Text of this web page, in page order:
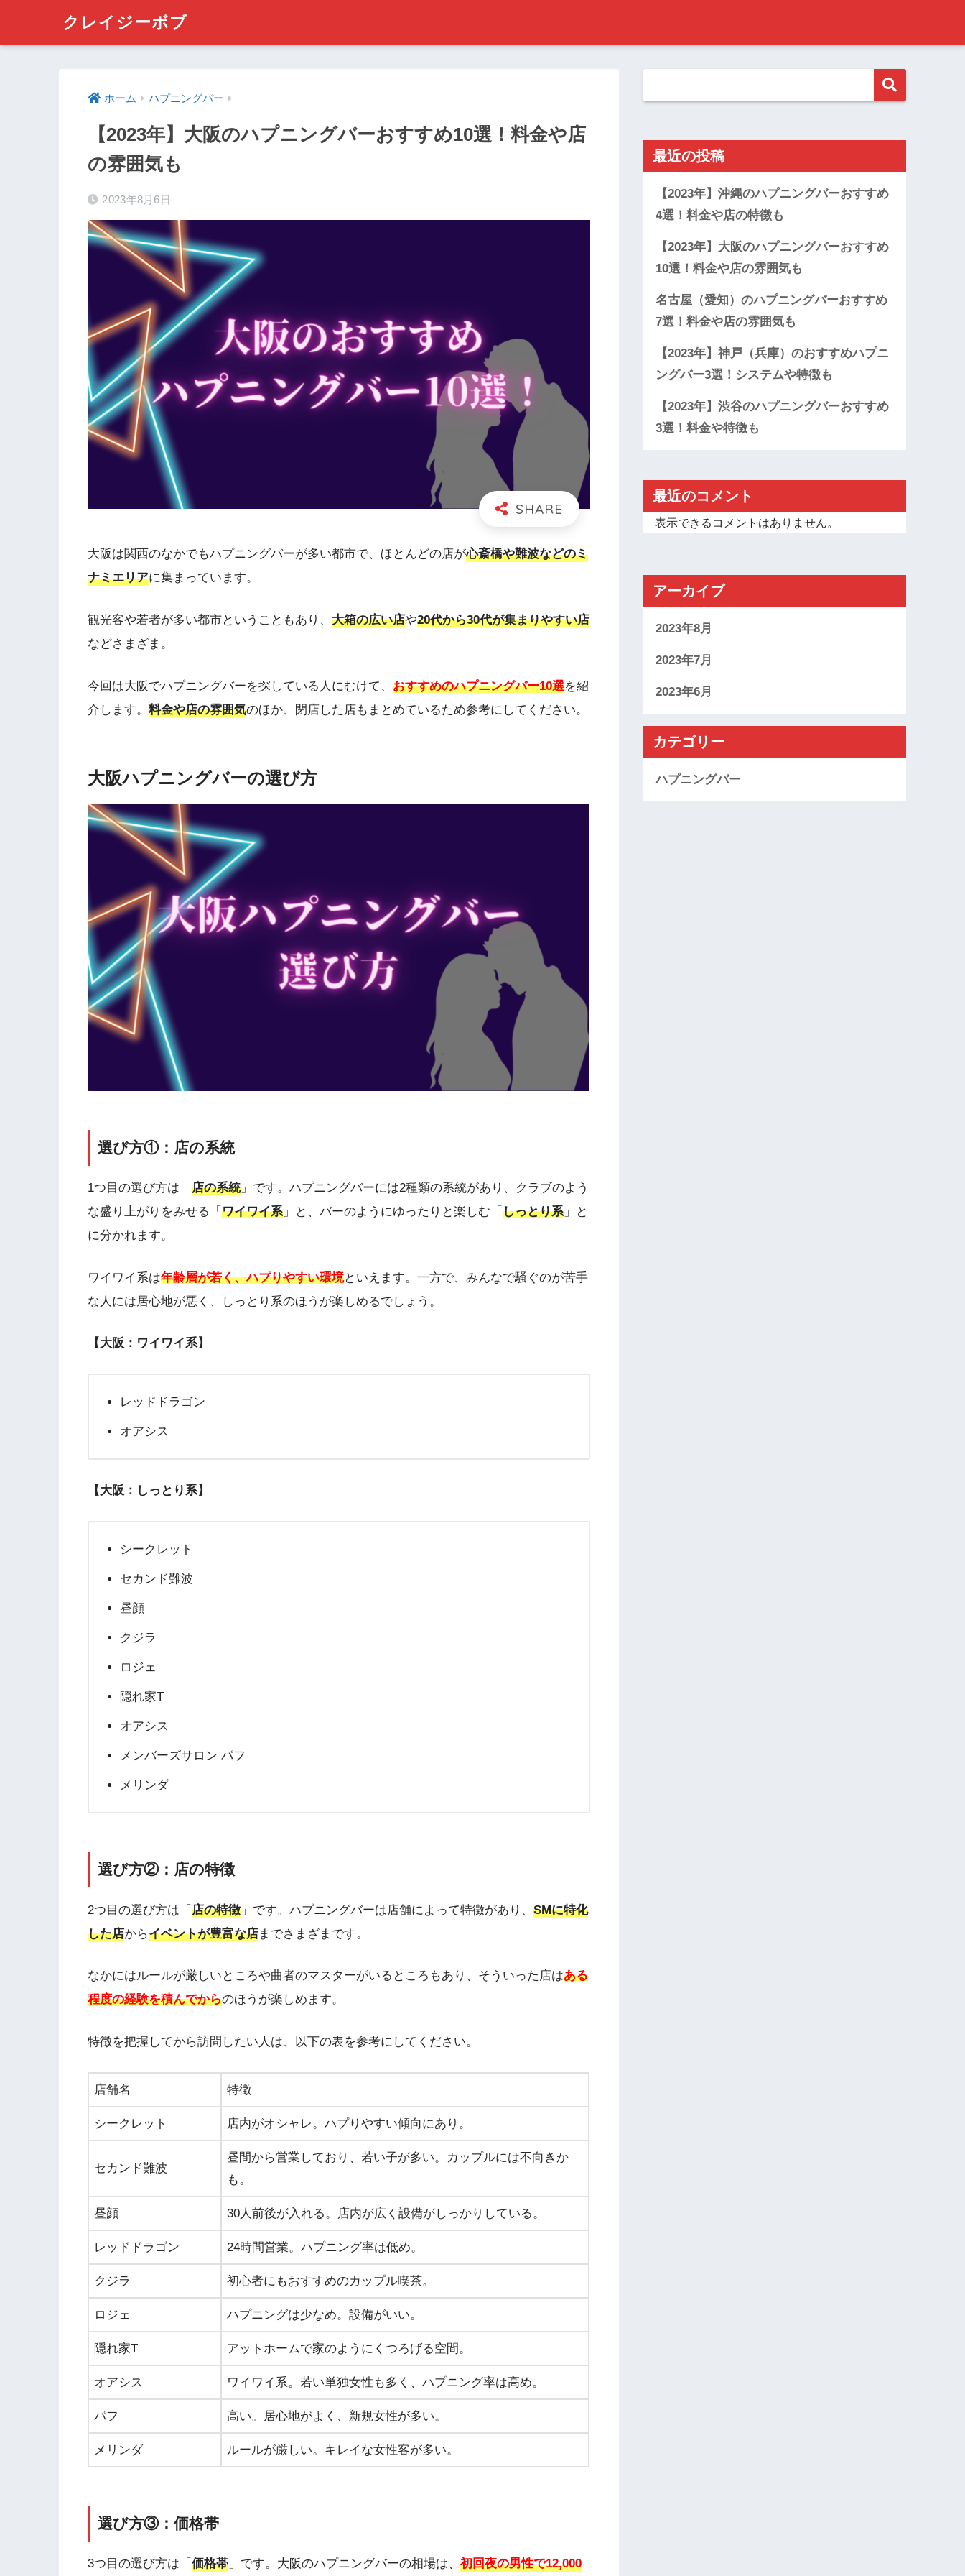
クレイジーボブ
ホーム ハプニングバー
【2023年】大阪のハプニングバーおすすめ10選！料金や店
の雰囲気も
2023年8月6日
大阪は関西のなかでもハプニングバーが多い都市で、ほとんどの店が心斎橋や難波などのミ
ナミエリアに集まっています。
観光客や若者が多い都市ということもあり、 大箱の広い店や20代から30代が集まりやすい店
などさまざま。
今回は大阪でハプニングバーを探している人にむけて、 おすすめのハプニングバー10選を紹
介します。 料金や店の雰囲気のほか、閉店した店もまとめているため参考にしてください。
大阪ハプニングバーの選び方
選び方①：店の系統
1つ目の選び方は「 店の系統」です。ハプニングバーには2種類の系統があり、クラブのよう
な盛り上がりをみせる「 ワイワイ系」と、バーのようにゆったりと楽しむ「 しっとり系」と
に分かれます。
ワイワイ系は年齢層が若く、ハプりやすい環境といえます。一方で、みんなで騒ぐのが苦手
な人には居心地が悪く、しっとり系のほうが楽しめるでしょう。
【大阪：ワイワイ系】
レッドドラゴン
オアシス
【大阪：しっとり系】
シークレット
セカンド難波
昼顔
クジラ
ロジェ
隠れ家T
オアシス
メンバーズサロン パフ
メリンダ
選び方②：店の特徴
2つ目の選び方は「 店の特徴 」です。ハプニングバーは店舗によって特徴があり、 SMに特化
した店からイベントが豊富な店までさまざまです。
なかにはルールが厳しいところや曲者のマスターがいるところもあり、そういった店はある
程度の経験を積んでからのほうが楽しめます。
特徴を把握してから訪問したい人は、以下の表を参考にしてください。
店舗名 特徴
シークレット 店内がオシャレ。ハプりやすい傾向にあり。
セカンド難波
昼間から営業しており、若い子が多い。カップルには不向きか
も。
昼顔 30人前後が入れる。店内が広く設備がしっかりしている。
レッドドラゴン 24時間営業。ハプニング率は低め。
クジラ 初心者にもおすすめのカップル喫茶。
ロジェ ハプニングは少なめ。設備がいい。
隠れ家T アットホームで家のようにくつろげる空間。
オアシス ワイワイ系。若い単独女性も多く、ハプニング率は高め。
パフ 高い。居心地がよく、新規女性が多い。
メリンダ ルールが厳しい。キレイな女性客が多い。
選び方③：価格帯
3つ目の選び方は「 価格帯 」です。大阪のハプニングバーの相場は、 初回夜の男性で12,000
最近の投稿
【2023年】沖縄のハプニングバーおすすめ
4選！料金や店の特徴も
【2023年】大阪のハプニングバーおすすめ
10選！料金や店の雰囲気も
名古屋（愛知）のハプニングバーおすすめ
7選！料金や店の雰囲気も
【2023年】神戸（兵庫）のおすすめハプニ
ングバー3選！システムや特徴も
【2023年】渋谷のハプニングバーおすすめ
3選！料金や特徴も
最近のコメント
表示できるコメントはありません。
アーカイブ
2023年8月
2023年7月
2023年6月
カテゴリー
ハプニングバー